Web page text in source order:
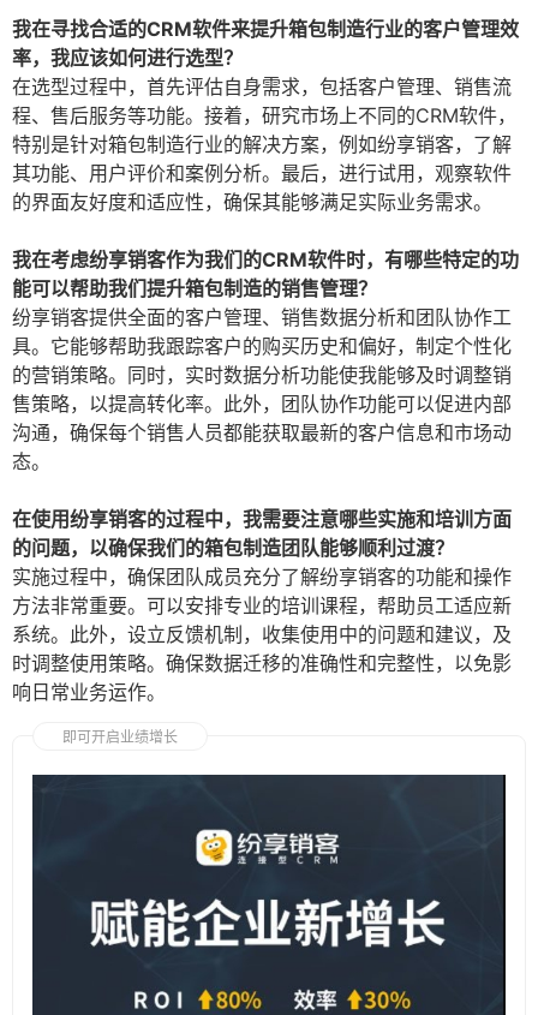
我在寻找合适的CRM软件来提升箱包制造行业的客户管理效
率，我应该如何进行选型？
在选型过程中，首先评估自身需求，包括客户管理、销售流
程、售后服务等功能。接着，研究市场上不同的CRM软件，
特别是针对箱包制造行业的解决方案，例如纷享销客，了解
其功能、用户评价和案例分析。最后，进行试用，观察软件
的界面友好度和适应性，确保其能够满足实际业务需求。
我在考虑纷享销客作为我们的CRM软件时，有哪些特定的功
能可以帮助我们提升箱包制造的销售管理？
纷享销客提供全面的客户管理、销售数据分析和团队协作工
具。它能够帮助我跟踪客户的购买历史和偏好，制定个性化
的营销策略。同时，实时数据分析功能使我能够及时调整销
售策略，以提高转化率。此外，团队协作功能可以促进内部
沟通，确保每个销售人员都能获取最新的客户信息和市场动
态。
在使用纷享销客的过程中，我需要注意哪些实施和培训方面
的问题，以确保我们的箱包制造团队能够顺利过渡？
实施过程中，确保团队成员充分了解纷享销客的功能和操作
方法非常重要。可以安排专业的培训课程，帮助员工适应新
系统。此外，设立反馈机制，收集使用中的问题和建议，及
时调整使用策略。确保数据迁移的准确性和完整性，以免影
响日常业务运作。
即可开启业绩增长